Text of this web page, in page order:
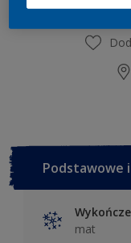
Podstawowe
mat